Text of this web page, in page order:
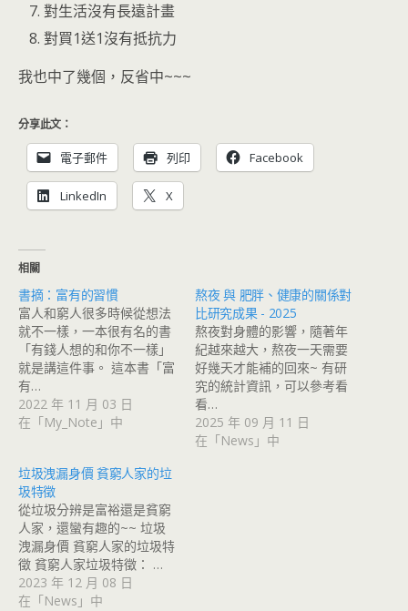
對生活沒有長遠計畫
對買1送1沒有抵抗力
我也中了幾個，反省中~~~
分享此文：
電子郵件 列印 Facebook
LinkedIn X
相關
書摘：富有的習慣
富人和窮人很多時候從想法
就不一樣，一本很有名的書
「有錢人想的和你不一樣」
就是講這件事。 這本書「富
有…
2022 年 11 月 03 日
在「My_Note」中
熬夜 與 肥胖、健康的關係對
比研究成果 - 2025
熬夜對身體的影響，隨著年
紀越來越大，熬夜一天需要
好幾天才能補的回來~ 有研
究的統計資訊，可以參考看
看…
2025 年 09 月 11 日
在「News」中
垃圾洩漏身價 貧窮人家的垃
圾特徵
從垃圾分辨是富裕還是貧窮
人家，還蠻有趣的~~ 垃圾
洩漏身價 貧窮人家的垃圾特
徵 貧窮人家垃圾特徵： …
2023 年 12 月 08 日
在「News」中